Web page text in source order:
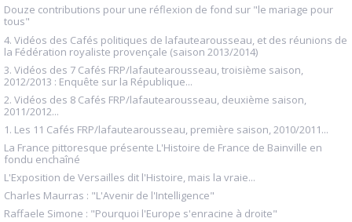
Douze contributions pour une réflexion de fond sur "le mariage pour
tous"
4. Vidéos des Cafés politiques de lafautearousseau, et des réunions de
la Fédération royaliste provençale (saison 2013/2014)
3. Vidéos des 7 Cafés FRP/lafautearousseau, troisième saison,
2012/2013 : Enquête sur la République...
2. Vidéos des 8 Cafés FRP/lafautearousseau, deuxième saison,
2011/2012...
1. Les 11 Cafés FRP/lafautearousseau, première saison, 2010/2011...
La France pittoresque présente L'Histoire de France de Bainville en
fondu enchaîné
L'Exposition de Versailles dit l'Histoire, mais la vraie...
Charles Maurras : "L'Avenir de l'Intelligence"
Raffaele Simone : "Pourquoi l'Europe s'enracine à droite"